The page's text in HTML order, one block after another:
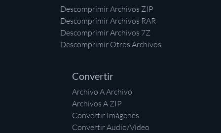
Descomprimir Archivos ZIP
Descomprimir Archivos RAR
Descomprimir Archivos 7Z
Descomprimir Otros Archivos
Convertir
Archivo A Archivo
Archivos A ZIP
Convertir Imágenes
Convertir Audio/Vídeo